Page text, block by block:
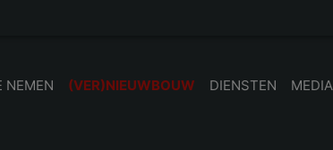
NEMEN (VER)NIEUWBOUW DIENSTEN MEDIA